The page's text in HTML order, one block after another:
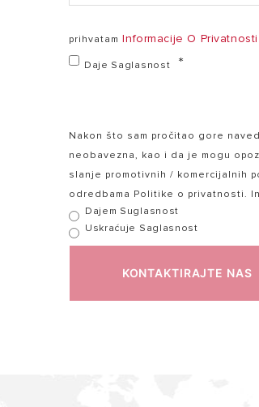
prihvatamInformacije O Privatnosti
Daje Saglasnost
Nakon što sam pročitao gore
neobavezna, kao i da je mogu
slanje promotivnih / komercijalnih
odredbama Politike o privatnosti.
Dajem Suglasnost
Uskraćuje Saglasnost
KONTAKTIRAJTE NAS